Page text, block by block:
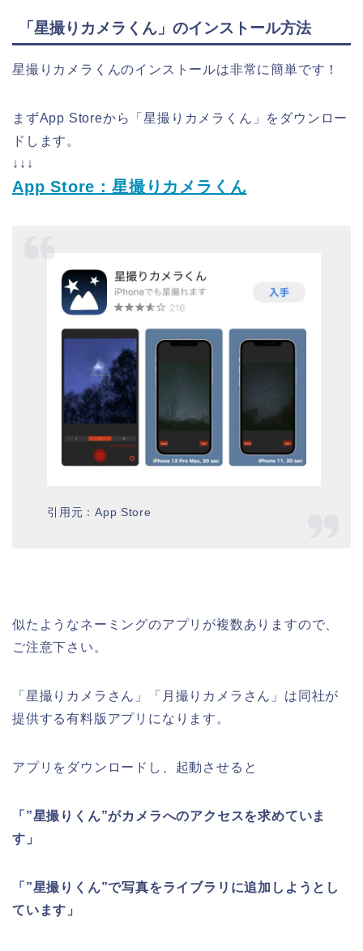
「星撮りカメラくん」のインストール方法
星撮りカメラくんのインストールは非常に簡単です！
まずApp Storeから「星撮りカメラくん」をダウンロー
ドします。
↓↓↓
App Store：星撮りカメラくん
引用元：App Store
似たようなネーミングのアプリが複数ありますので、
ご注意下さい。
「星撮りカメラさん」「月撮りカメラさん」は同社が
提供する有料版アプリになります。
アプリをダウンロードし、起動させると
「”星撮りくん”がカメラへのアクセスを求めていま
す」
「”星撮りくん”で写真をライブラリに追加しようとし
ています」